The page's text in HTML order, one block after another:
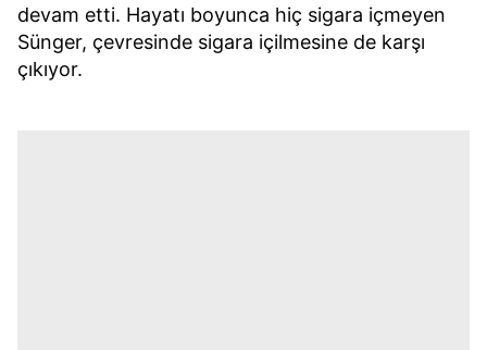
devam etti. Hayatı boyunca hiç sigara içmeyen
Sünger, çevresinde sigara içilmesine de karşı
çıkıyor.